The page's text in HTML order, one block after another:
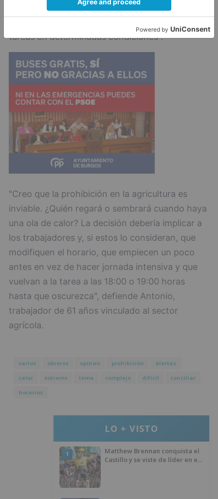
las temperaturas en el trabajo, introduce una
tareas en determinadas condiciones".
"Creo que la prohibición en la agricultura es
inviable. ¿Quién regará o sembrará cuando haya
una ola de calor? La decisión debería implicar a
los trabajadores y, si estos lo consideran, que
modifiquen el horario, que empiecen un poco
antes en vez de hacer jornada intensiva y que
vuelvan a la tarea a las 18:00 o 19:00 horas
hasta que oscurezca", defiende Antonio,
trabajador de 61 años vinculado al sector
agrícola.
varios obreros opinan prohibición
alertas
calor
extremo tema complejo difícil
conciliar
horarios
LO + VISTO
1
Matthew Brennan conquista el
Castillo y se viste de líder en el